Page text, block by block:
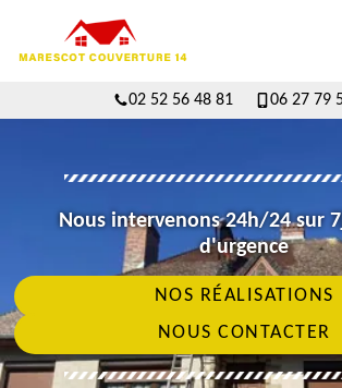
02 52 56 48 81 06 27 79
Nous intervenons 24h/24 sur
d'urgence
NOS RÉALISATIONS
NOUS CONTACTER